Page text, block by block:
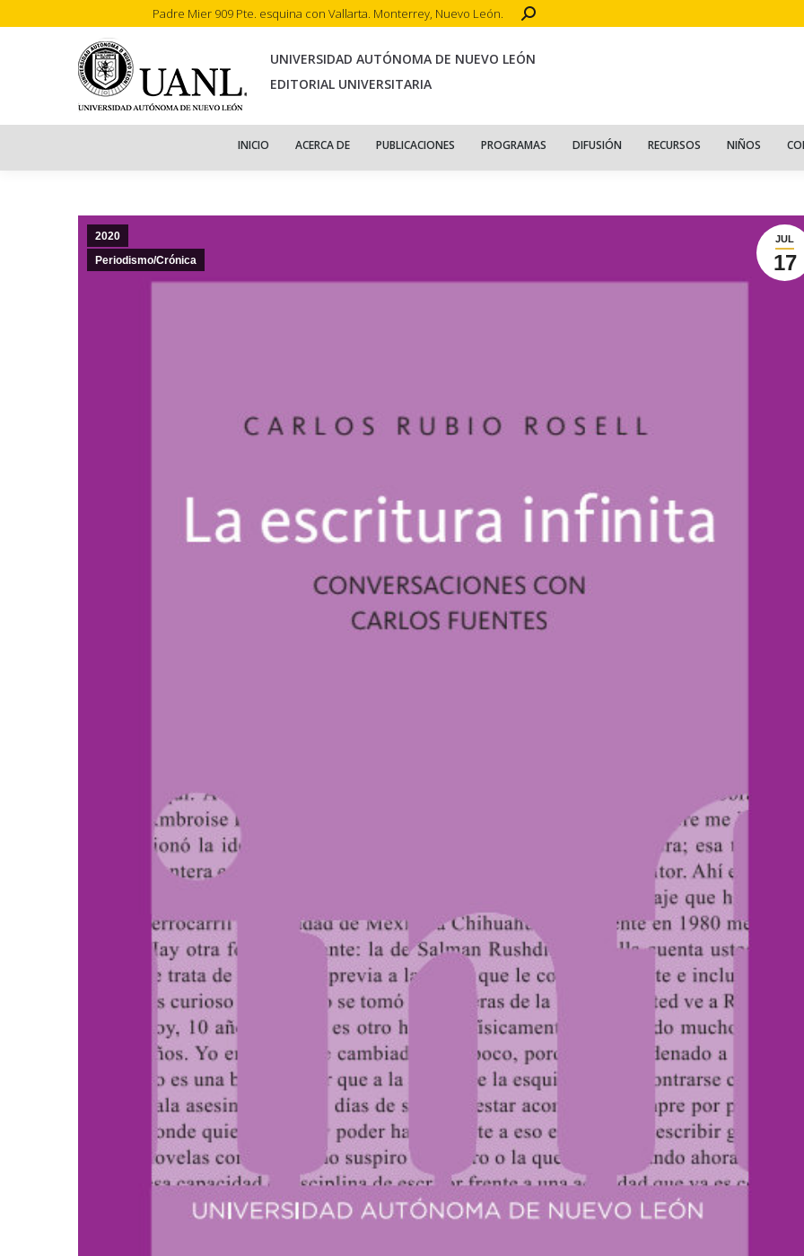
Padre Mier 909 Pte. esquina con Vallarta. Monterrey, Nuevo León. Search:
UNIVERSIDAD AUTÓNOMA DE NUEVO LEÓN
EDITORIAL UNIVERSITARIA
INICIO ACERCA DE PUBLICACIONES PROGRAMAS DIFUSIÓN RECURSOS NIÑOS
JUL
17
2020
Periodismo/Crónica
INICIO ACERCA DE PUBLICACIONES PROGRAMAS DIFUSIÓN